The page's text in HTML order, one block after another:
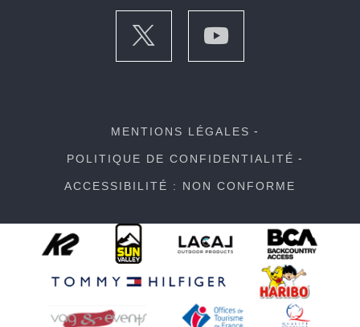
MENTIONS LÉGALES
POLITIQUE DE CONFIDENTIALITÉ
ACCESSIBILITÉ : NON CONFORME